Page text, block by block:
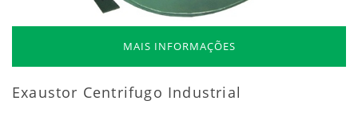
MAIS INFORMAÇÕES
Exaustor Centrifugo Industrial